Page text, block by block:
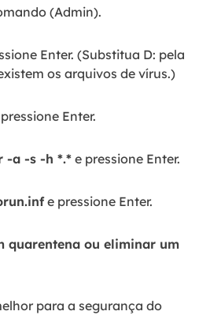
(Admin).
Enter. (Substitua D: pela
os arquivos de vírus.)
Enter.
-a -s -h *.*e pressione Enter.
e pressione Enter.
quarentena ou eliminar um
para a segurança do